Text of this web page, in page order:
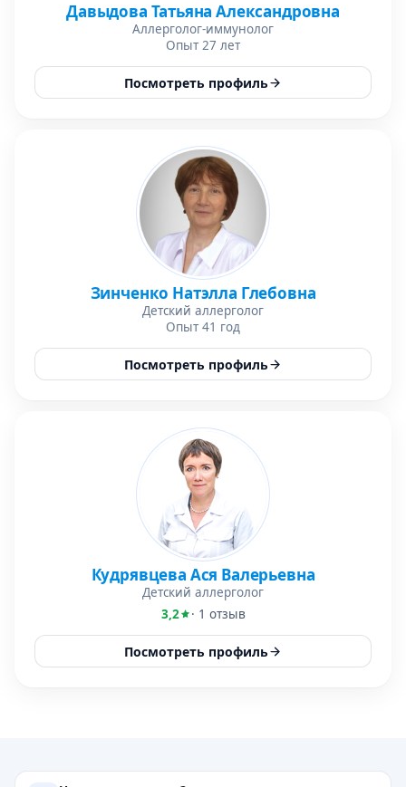
Давыдова Татьяна Александровна
Аллерголог-иммунолог
Опыт 27 лет
Посмотреть профиль
Зинченко Натэлла Глебовна
Детский аллерголог
Опыт 41 год
Посмотреть профиль
Кудрявцева Ася Валерьевна
Детский аллерголог
3,2
· 1 отзыв
Посмотреть профиль